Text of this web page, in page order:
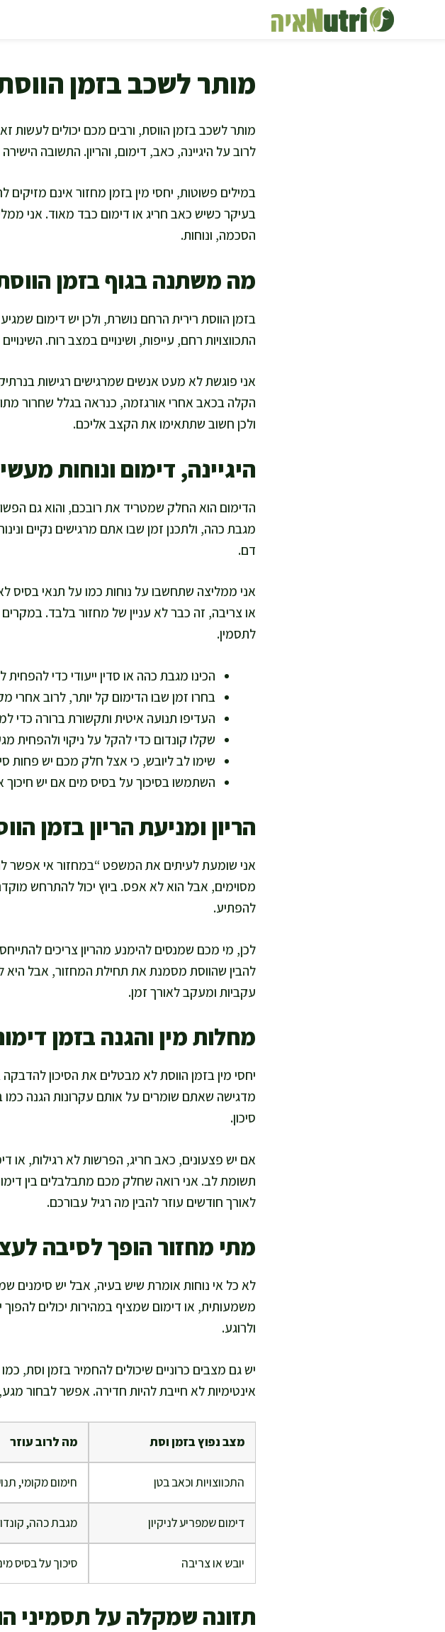
מותר לשכב בזמן
מותר לשכב בזמן הווסת, ורבים מכם יכולים
לרוב על היגיינה, כאב, דימום, והריון. התשובה
במילים פשוטות, יחסי מין בזמן מחזור אינם
בעיקר כשיש כאב חריג או דימום כבד מאוד. אני
הסכמה, ונוחות.
מה משתנה בגוף בזמן
בזמן הווסת רירית הרחם נושרת, ולכן יש דימום
התכווצויות רחם, עייפות, ושינויים במצב רוח.
אני פוגשת לא מעט אנשים שמרגישים רגישות
הקלה בכאב אחרי אורגזמה, כנראה בגלל שחרור
ולכן חשוב שתתאימו את הקצב אליכם.
היגיינה, דימום ונוחות
הדימום הוא החלק שמטריד את רובכם, והוא גם
מגבת כהה, ולתכנן זמן שבו אתם מרגישים נקיים
דם.
אני ממליצה שתחשבו על נוחות כמו על תנאי בסיס
או צריבה, זה כבר לא עניין של מחזור בלבד.
לתסמין.
הכינו מגבת כהה או סדין ייעודי כדי להפחית
בחרו זמן שבו הדימום קל יותר, לרוב אחרי
העדיפו תנועה איטית ותקשורת ברורה כדי
שקלו קונדום כדי להקל על ניקוי ולהפחית
שימו לב ליובש, כי אצל חלק מכם יש פחות
השתמשו בסיכוך על בסיס מים אם יש חיכוך
הריון ומניעת הריון בזמן
אני שומעת לעיתים את המשפט “במחזור אי אפשר
מסוימים, אבל הוא לא אפס. ביוץ יכול להתרחש
להפתיע.
לכן, מי מכם שמנסים להימנע מהריון צריכים
להבין שהווסת מסמנת את תחילת המחזור, אבל היא
עקביות ומעקב לאורך זמן.
מחלות מין והגנה בזמן
יחסי מין בזמן הווסת לא מבטלים את הסיכון להדבקה
מדגישה שאתם שומרים על אותם עקרונות הגנה כמו
סיכון.
אם יש פצעונים, כאב חריג, הפרשות לא רגילות, או
תשומת לב. אני רואה שחלק מכם מתבלבלים בין
לאורך חודשים עוזר להבין מה רגיל עבורכם.
מתי מחזור הופך לסיבה
לא כל אי נוחות אומרת שיש בעיה, אבל יש סימנים
משמעותית, או דימום שמציף במהירות יכולים
ולרוגע.
יש גם מצבים כרוניים שיכולים להחמיר בזמן וסת,
אינטימיות לא חייבת להיות חדירה. אפשר לבחור
מצב נפוץ בזמן וסת מה לרוב עוזר
התכווצויות וכאב בטן חימום מקומי,
דימום שמפריע לניקיון מגבת כהה,
יובש או צריבה סיכוך על בסיס
תזונה שמקלה על תסמיני